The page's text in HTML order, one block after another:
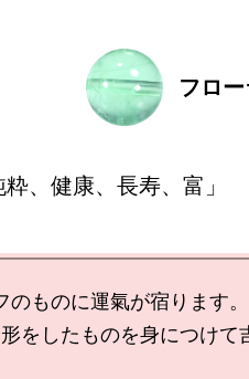
フロ
、健康、長寿、富」
のものに運氣が宿ります。
をしたものを身につけ